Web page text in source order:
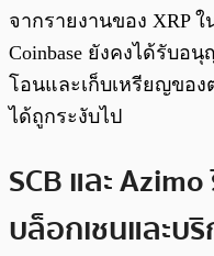
จากรายงานของ XRP
Coinbase ยังคงได้รับอนุ
โอนและเก็บเหรียญของ
ได้ถูกระงับไป
SCB และ
บล็อกเชนและบริ